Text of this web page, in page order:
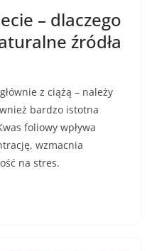
– dlaczego
źródła
z ciążą – należy
bardzo istotna
foliowy wpływa
wzmacnia
na stres.